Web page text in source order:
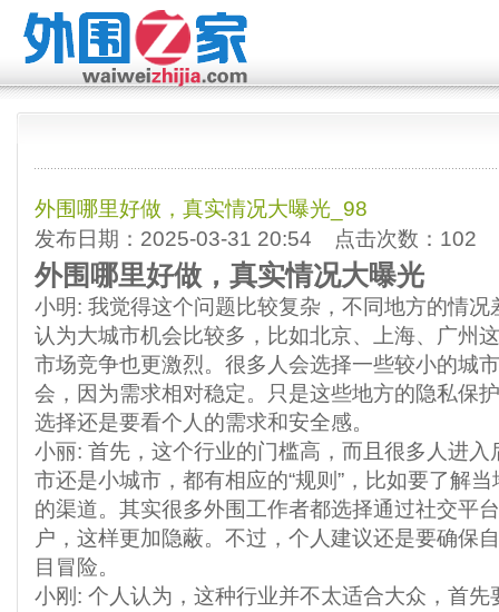
外围哪里好做，真实情况大曝光_98
发布日期：2025-03-31 20:54 点击次数：102
外围哪里好做，真实情况大曝光
小明: 我觉得这个问题比较复杂，不同地方的情
认为大城市机会比较多，比如北京、上海、广州
市场竞争也更激烈。很多人会选择一些较小的城
会，因为需求相对稳定。只是这些地方的隐私保
选择还是要看个人的需求和安全感。
小丽: 首先，这个行业的门槛高，而且很多人进
市还是小城市，都有相应的“规则”，比如要了解
的渠道。其实很多外围工作者都选择通过社交平
户，这样更加隐蔽。不过，个人建议还是要确保
目冒险。
小刚 : 个人认为，这种行业并不太适合大众，首